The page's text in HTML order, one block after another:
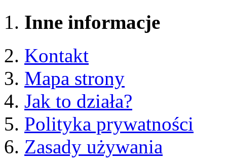
Inne informacje
Kontakt
Mapa strony
Jak to działa?
Polityka prywatności
Zasady używania